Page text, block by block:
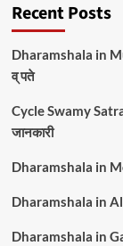
Recent Posts
Dharamshala in
व् पते
Cycle Swamy
जानकारी
Dharamshala in
Dharamshala in
Dharamshala in